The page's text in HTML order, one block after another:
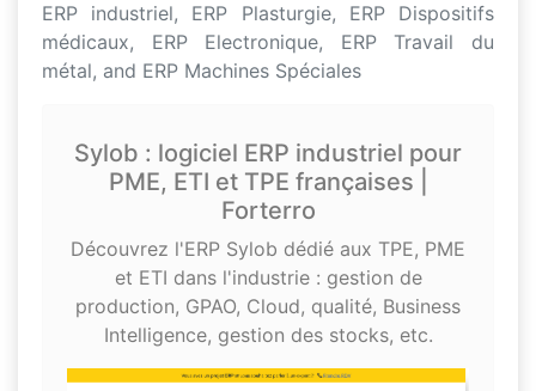
ERP industriel, ERP Plasturgie, ERP Dispositifs
médicaux, ERP Electronique, ERP Travail du
métal, and ERP Machines Spéciales
Sylob : logiciel ERP industriel pour
PME, ETI et TPE françaises |
Forterro
Découvrez l'ERP Sylob dédié aux TPE, PME
et ETI dans l'industrie : gestion de
production, GPAO, Cloud, qualité, Business
Intelligence, gestion des stocks, etc.